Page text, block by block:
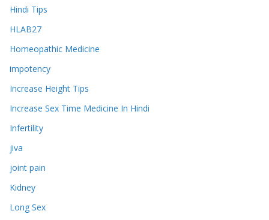
Hindi Tips
HLAB27
Homeopathic Medicine
impotency
Increase Height Tips
Increase Sex Time Medicine In Hindi
Infertility
jiva
joint pain
Kidney
Long Sex